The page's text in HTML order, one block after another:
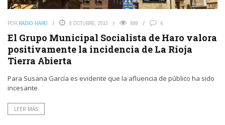
POR RADIO HARO 8 OCTUBRE, 2013 999 6
El Grupo Municipal Socialista de Haro valora
positivamente la incidencia de La Rioja
Tierra Abierta
Para Susana García es evidente que la afluencia de público ha sido
incesante.
LEER MÁS